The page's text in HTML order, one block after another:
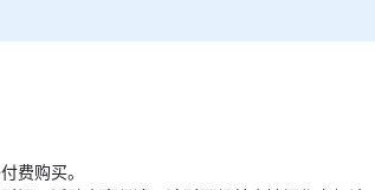
费购买。